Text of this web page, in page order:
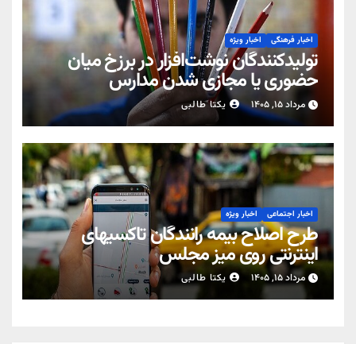
اخبار فرهنگی اخبار ویژه
تولیدکنندگان نوشت‌افزار در برزخ میان
حضوری یا مجازی شدن مدارس
مرداد ۱۵, ۱۴۰۵ یکتا طالبی
اخبار اجتماعی اخبار ویژه
طرح اصلاح بیمه رانندگان تاکسیهای
اینترنتی روی میز مجلس
مرداد ۱۵, ۱۴۰۵ یکتا طالبی